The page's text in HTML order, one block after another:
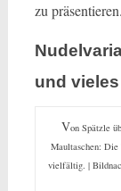
zu
und
Von Spätzle
Maultaschen:
vielfältig. |